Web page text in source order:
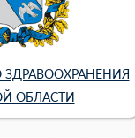
ОБЛАСТИ